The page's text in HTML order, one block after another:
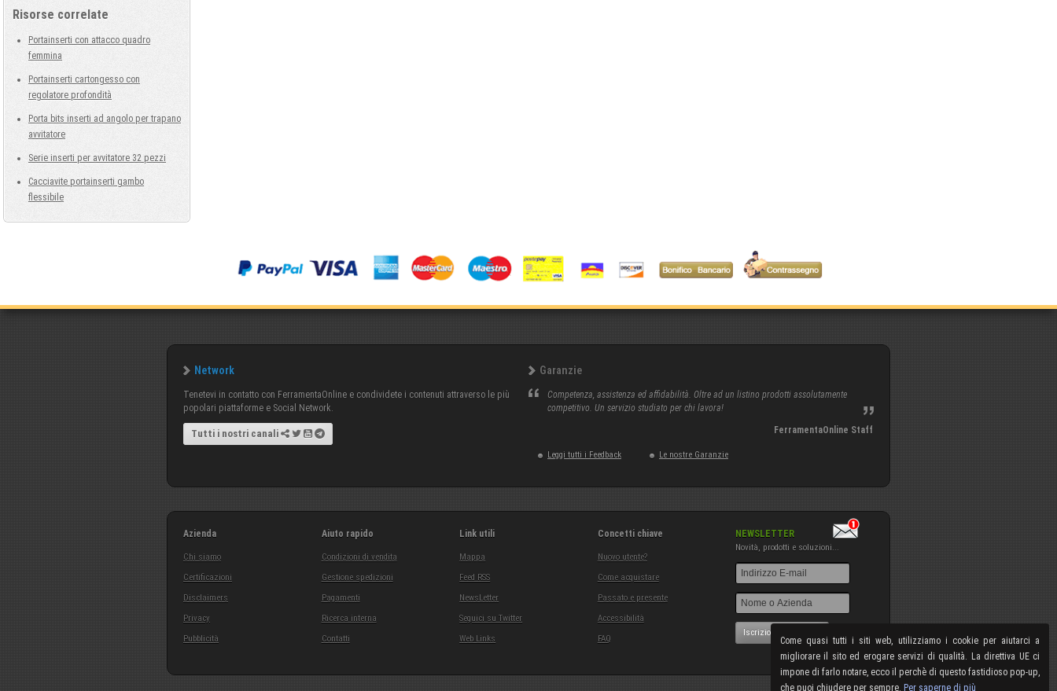
Come quasi tutti i siti web, utilizziamo i cookie per aiutarci a
migliorare il sito ed erogare servizi di qualità. La direttiva UE ci
impone di farlo notare, ecco il perchè di questo fastidioso pop-up,
che puoi chiudere per sempre. Per saperne di più
Risorse correlate
Portainserti con attacco quadro
femmina
Portainserti cartongesso con
regolatore profondità
Porta bits inserti ad angolo per trapano
avvitatore
Serie inserti per avvitatore 32 pezzi
Cacciavite portainserti gambo
flessibile
Network
Tenetevi in contatto con FerramentaOnline e condividete i contenuti attraverso le più
popolari piattaforme e Social Network.
Tutti i nostri canali
Garanzie
Competenza, assistenza ed affidabilità. Oltre ad un listino prodotti assolutamente
competitivo. Un servizio studiato per chi lavora!
FerramentaOnline Staff
Leggi tutti i Feedback Le nostre Garanzie
Azienda
Chi siamo
Certificazioni
Disclaimers
Privacy
Pubblicità
Aiuto rapido
Condizioni di vendita
Gestione spedizioni
Pagamenti
Ricerca interna
Contatti
Link utili
Mappa
Feed RSS
NewsLetter
Seguici su Twitter
Web Links
Concetti chiave
Nuovo utente?
Come acquistare
Passato e presente
Accessibilità
FAQ
NEWSLETTER
Novità, prodotti e soluzioni...
Iscrizione NewsLetter